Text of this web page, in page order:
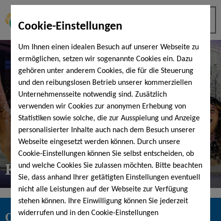
Cookie-Einstellungen
Um Ihnen einen idealen Besuch auf unserer Webseite zu
ermöglichen, setzen wir sogenannte Cookies ein. Dazu
gehören unter anderem Cookies, die für die Steuerung
und den reibungslosen Betrieb unserer kommerziellen
Unternehmensseite notwendig sind. Zusätzlich
verwenden wir Cookies zur anonymen Erhebung von
Statistiken sowie solche, die zur Ausspielung und Anzeige
personalisierter Inhalte auch nach dem Besuch unserer
Webseite eingesetzt werden können. Durch unsere
Cookie-Einstellungen können Sie selbst entscheiden, ob
und welche Cookies Sie zulassen möchten. Bitte beachten
Sie, dass anhand Ihrer getätigten Einstellungen eventuell
nicht alle Leistungen auf der Webseite zur Verfügung
stehen können. Ihre Einwilligung können Sie jederzeit
widerrufen und in den Cookie-Einstellungen
KissSalis after work rate
One hour as a gift